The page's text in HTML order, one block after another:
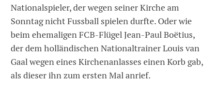
Nationalspieler, der wegen seiner Kirche am
Sonntag nicht Fussball spielen durfte. Oder wie
beim ehemaligen FCB-Flügel Jean-Paul Boëtius,
der dem holländischen Nationaltrainer Louis van
Gaal wegen eines Kirchenanlasses einen Korb gab,
als dieser ihn zum ersten Mal anrief.